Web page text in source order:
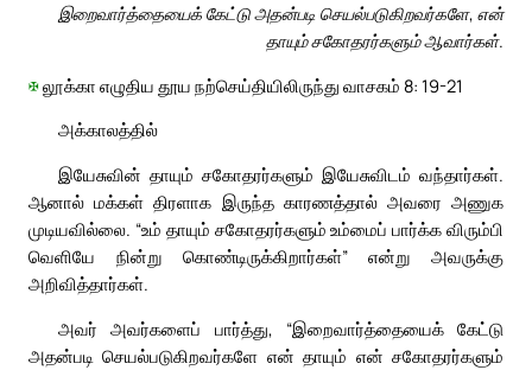
இறைவார்த்தையைக் கேட்டு அதன்படி செயல்படுகிறவர்களே, என்
தாயும் சகோதரர்களும் ஆவார்கள்.
✠லூக்கா எழுதிய தூய நற்செய்தியிலிருந்து வாசகம் 8: 19-21
அக்காலத்தில்
இயேசுவின் தாயும் சகோதரர்களும் இயேசுவிடம் வந்தார்கள்.
ஆனால் மக்கள் திரளாக இருந்த காரணத்தால் அவரை அணுக
முடியவில்லை. “உம் தாயும் சகோதரர்களும் உம்மைப் பார்க்க விரும்பி
வெளியே நின்று கொண்டிருக்கிறார்கள்” என்று அவருக்கு
அறிவித்தார்கள்.
அவர் அவர்களைப் பார்த்து, “இறைவார்த்தையைக் கேட்டு
அதன்படி செயல்படுகிறவர்களே என் தாயும் என் சகோதரர்களும்